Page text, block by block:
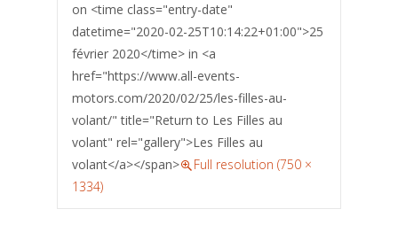
on <time class="entry-date"
datetime="2020-02-25T10:14:22+01:00">25
février 2020</time> in <a
href="https://www.all-events-
motors.com/2020/02/25/les-filles-au-
volant/" title="Return to Les Filles au
volant" rel="gallery">Les Filles au
volant</a></span>
Full resolution (750 ×
1334)